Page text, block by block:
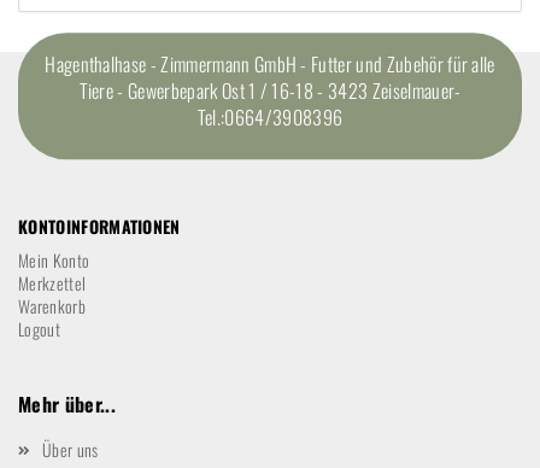
Hagenthalhase - Zimmermann GmbH - Futter und Zubehör für alle
Tiere - Gewerbepark Ost 1 / 16-18 - 3423 Zeiselmauer-
Tel.:0664/3908396
KONTOINFORMATIONEN
Mein Konto
Merkzettel
Warenkorb
Logout
Mehr über...
Über uns